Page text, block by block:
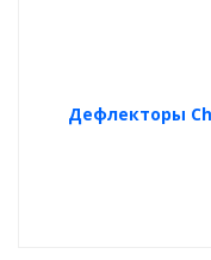
Дефлекторы